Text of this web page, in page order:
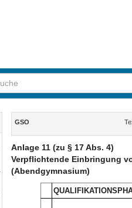
Inhalt
GSO
Anlage 11 (zu § 17 Abs. 4)
Verpflichtende Einbringung
(Abendgymnasium)